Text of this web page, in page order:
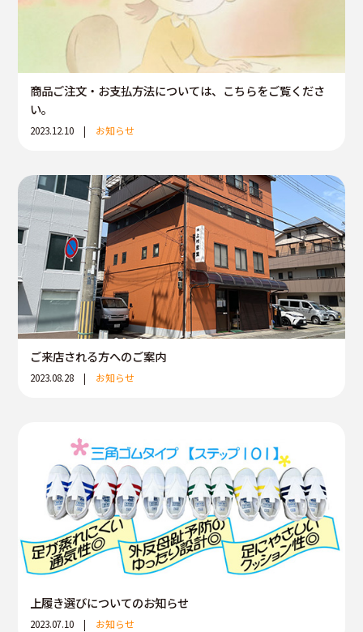
商品ご注文・お支払方法については、こちらをご覧くださ
い。
2023.12.10 | お知らせ
ご来店される方へのご案内
2023.08.28 | お知らせ
上履き選びについてのお知らせ
2023.07.10 | お知らせ